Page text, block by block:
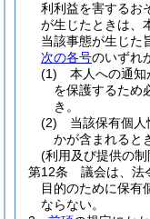
利利益を害するお
が生じたときは、
当該事態が生じた
次の各号のいずれ
(1)
本人への通
を保護するため
き。
(2)
当該保有個人
かが含まれると
(利用及び提供の制
第12条
議会は、法
目的のために保有
ならない。